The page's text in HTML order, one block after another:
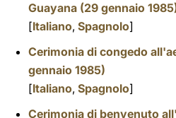
Guayana (29 gennaio
[Italiano, Spagnolo]
Cerimonia di congedo
gennaio 1985)
[Italiano, Spagnolo]
Cerimonia di benvenuto